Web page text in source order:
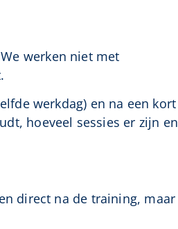
werken niet met
werkdag) en na een kort
hoeveel sessies er zijn en
direct na de training, maar